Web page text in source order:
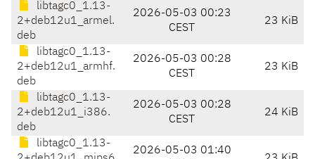
libtagc0_1.13-
2+deb12u1_armel.
deb
2026-05-03 00:23
CEST
23 KiB
libtagc0_1.13-
2+deb12u1_armhf.
deb
2026-05-03 00:28
CEST
23 KiB
libtagc0_1.13-
2+deb12u1_i386.
deb
2026-05-03 00:28
CEST
24 KiB
libtagc0_1.13-
2026-05-03 01:40